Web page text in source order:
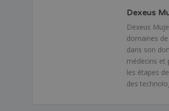
Dexeus
Dexeus
domaines
dans son
médecins et
les étapes
des